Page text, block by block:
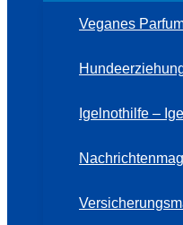
Veganes
Igelnothilfe –